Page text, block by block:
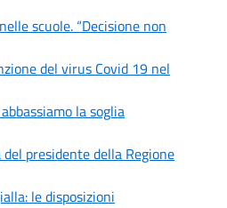
scuole. “Decisione non
del virus Covid 19 nel
la soglia
presidente della Regione
le disposizioni